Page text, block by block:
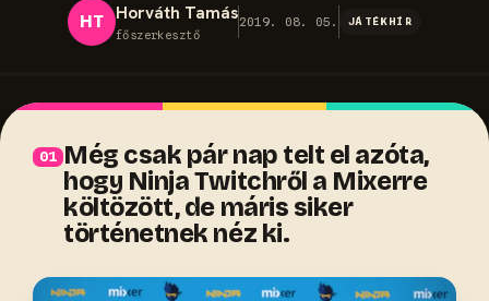
HT Horváth Tamás
főszerkesztő
2019. 08. 05. JÁTÉKHÍR
Még csak pár nap telt el azóta,
hogy Ninja Twitchről a Mixerre
költözött, de máris siker
történetnek néz ki.